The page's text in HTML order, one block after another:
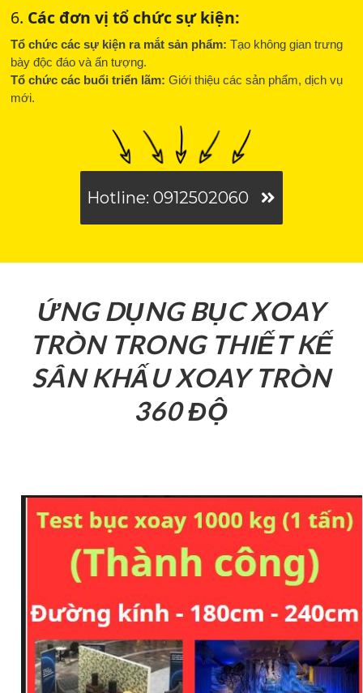
6. Các đơn vị tổ chức sự kiện:
Tổ chức các sự kiện ra mắt sản phẩm: Tạo không gian trưng
bày độc đáo và ấn tượng.
Tổ chức các buổi triển lãm: Giới thiệu các sản phẩm, dịch vụ
mới.
Hotline: 0912502060
ỨNG DỤNG BỤC XOAY
TRÒN TRONG THIẾT KẾ
SÂN KHẤU XOAY TRÒN
360 ĐỘ